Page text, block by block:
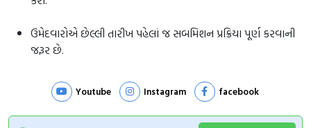
ઉમેદવારોએ છેલ્લી તારીખ પહેલાં જ સબમિશન પ્રક્રિયા પૂર્ણ કરવાની
જરૂર છે.
Youtube Instagram facebook